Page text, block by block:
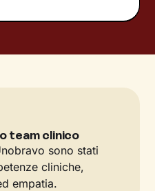
team clinico
sono stati
cliniche,
empatia.